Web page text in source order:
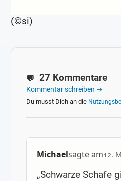
(©si)
27 Kommentare
Kommentar schreiben →
Du musst Dich an die
Michaelsagte am12.
„Schwarze Schafe